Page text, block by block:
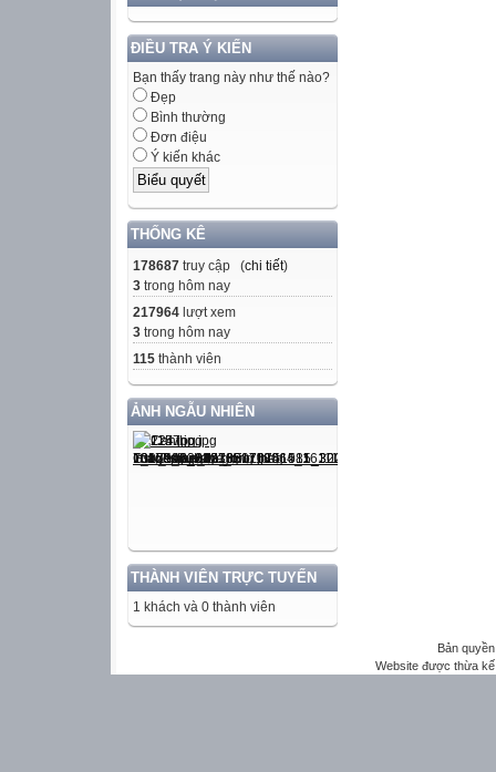
ĐIỀU TRA Ý KIẾN
Bạn thấy trang này như thế nào?
Đẹp
Bình thường
Đơn điệu
Ý kiến khác
THỐNG KÊ
178687 truy cập (chi tiết)
3 trong hôm nay
217964 lượt xem
3 trong hôm nay
115 thành viên
ẢNH NGẪU NHIÊN
THÀNH VIÊN TRỰC TUYẾN
1 khách và 0 thành viên
Bản
Website được thừa